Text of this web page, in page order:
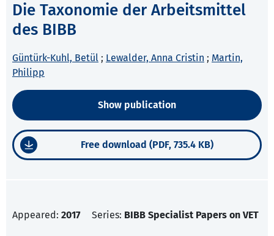
Die Taxonomie der Arbeitsmittel
des BIBB
Güntürk-Kuhl, Betül ; Lewalder, Anna Cristin ; Martin,
Philipp
Show publication
Free download (PDF, 735.4 KB)
Appeared: 2017 Series: BIBB Specialist Papers on VET